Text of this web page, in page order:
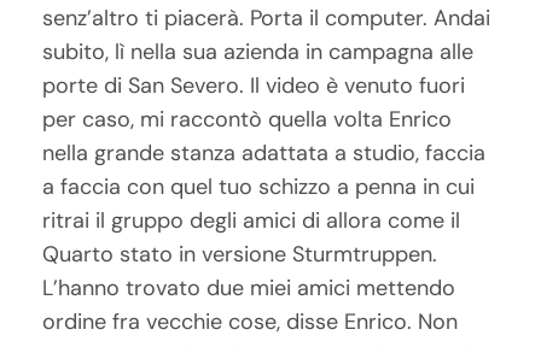
senz’altro ti piacerà. Porta il computer. Andai
subito, lì nella sua azienda in campagna alle
porte di San Severo. Il video è venuto fuori
per caso, mi raccontò quella volta Enrico
nella grande stanza adattata a studio, faccia
a faccia con quel tuo schizzo a penna in cui
ritrai il gruppo degli amici di allora come il
Quarto stato in versione Sturmtruppen.
L’hanno trovato due miei amici mettendo
ordine fra vecchie cose, disse Enrico. Non